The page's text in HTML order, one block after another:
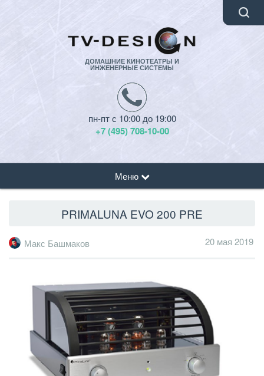
ДОМАШНИЕ КИНОТЕАТРЫ И
ИНЖЕНЕРНЫЕ СИСТЕМЫ
пн-пт с 10:00 до 19:00
+7 (495) 708-10-00
Меню
PRIMALUNA EVO 200 PRE
Макс Башмаков 20 мая 2019